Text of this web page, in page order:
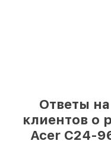
Ответы
клиентов о
Acer C24-